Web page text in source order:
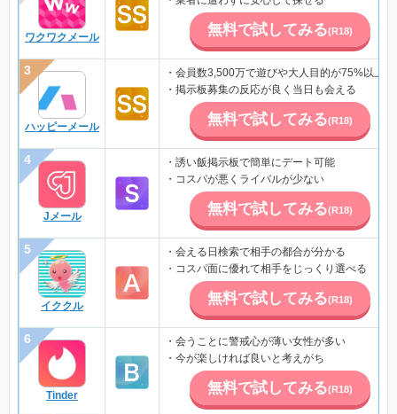
ワクワクメール 無料で試してみる(R18)
ハッピーメール
・会員数3,500万で遊びや大人目的が75%以上
・掲示板募集の反応が良く当日も会える
無料で試してみる(R18)
Jメール
・誘い飯掲示板で簡単にデート可能
・コスパが悪くライバルが少ない
無料で試してみる(R18)
イククル
・会える日検索で相手の都合が分かる
・コスパ面に優れて相手をじっくり選べる
無料で試してみる(R18)
Tinder
・会うことに警戒心が薄い女性が多い
・今が楽しければ良いと考えがち
無料で試してみる(R18)